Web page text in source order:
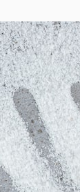
जेनरेटर
जनरेटर
जनरेटर